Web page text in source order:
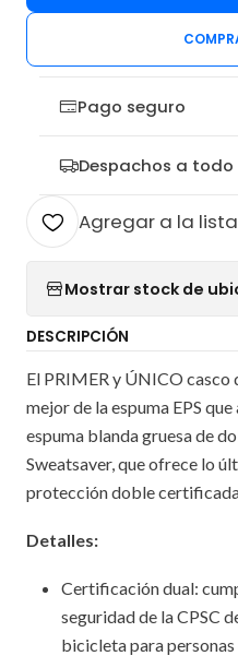
Pago seguro
Despachos a todo
Agregar a la
Mostrar stock de
DESCRIPCIÓN
El PRIMER y ÚNICO
mejor de la espuma EPS
espuma blanda gruesa de
Sweatsaver, que ofrece lo
protección doble
Detalles:
Certificación dual:
seguridad de la CPSC
bicicleta para personas